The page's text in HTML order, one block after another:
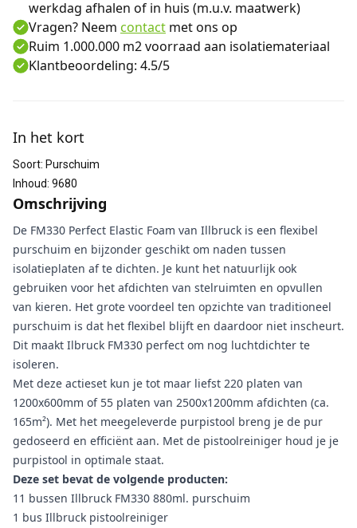
werkdag afhalen of in huis (m.u.v. maatwerk)
Vragen? Neem contact met ons op
Ruim 1.000.000 m2 voorraad aan isolatiemateriaal
Klantbeoordeling: 4.5/5
In het kort
Soort: Purschuim
Inhoud: 9680
Omschrijving
De FM330 Perfect Elastic Foam van Illbruck is een flexibel
purschuim en bijzonder geschikt om naden tussen
isolatieplaten af te dichten. Je kunt het natuurlijk ook
gebruiken voor het afdichten van stelruimten en opvullen
van kieren. Het grote voordeel ten opzichte van traditioneel
purschuim is dat het flexibel blijft en daardoor niet inscheurt.
Dit maakt Ilbruck FM330 perfect om nog luchtdichter te
isoleren.
Met deze actieset kun je tot maar liefst 220 platen van
1200x600mm of 55 platen van 2500x1200mm afdichten (ca.
165m²). Met het meegeleverde purpistool breng je de pur
gedoseerd en efficiënt aan. Met de pistoolreiniger houd je je
purpistool in optimale staat.
Deze set bevat de volgende producten:
11 bussen Illbruck FM330 880ml. purschuim
1 bus Illbruck pistoolreiniger